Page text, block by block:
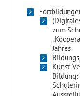
zum
Jahres
Kunst-